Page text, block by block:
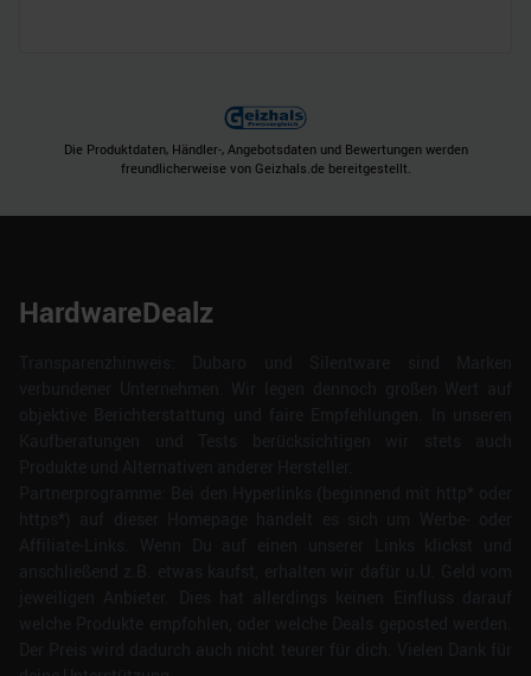
Die Produktdaten, Händler-, Angebotsdaten und Bewertungen werden
freundlicherweise von Geizhals.de bereitgestellt.
HardwareDealz